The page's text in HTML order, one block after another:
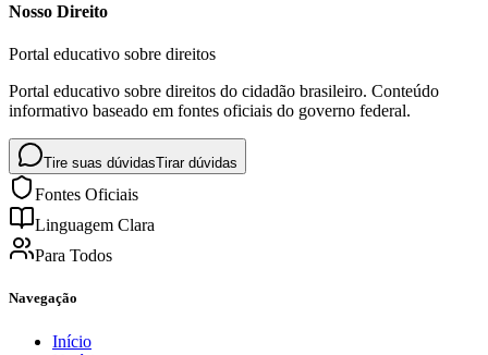
Nosso Direito
Portal educativo sobre direitos
Portal educativo sobre direitos do cidadão brasileiro. Conteúdo
informativo baseado em fontes oficiais do governo federal.
Tire suas dúvidasTirar dúvidas
Fontes Oficiais
Linguagem Clara
Para Todos
Navegação
Início